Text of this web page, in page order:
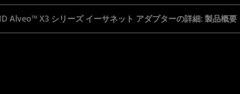
Alveo™ X3 シリーズ イーサネット アダプターの詳細: 製品概要